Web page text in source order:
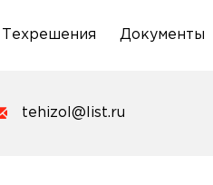
Техрешения Документы
tehizol@list.ru